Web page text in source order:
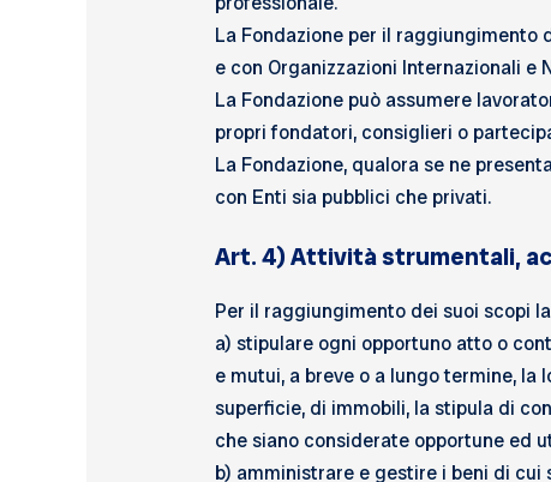
La Fondazione per il raggiungimento
e con Organizzazioni Internazionali e
La Fondazione può assumere
propri fondatori, consiglieri o
La Fondazione, qualora se ne
con Enti sia pubblici che privati.
Art. 4) Attività strumentali,
Per il raggiungimento dei suoi scopi
a) stipulare ogni opportuno atto o
e mutui, a breve o a lungo termine, la
superficie, di immobili, la stipula di
che siano considerate opportune ed
b) amministrare e gestire i beni di